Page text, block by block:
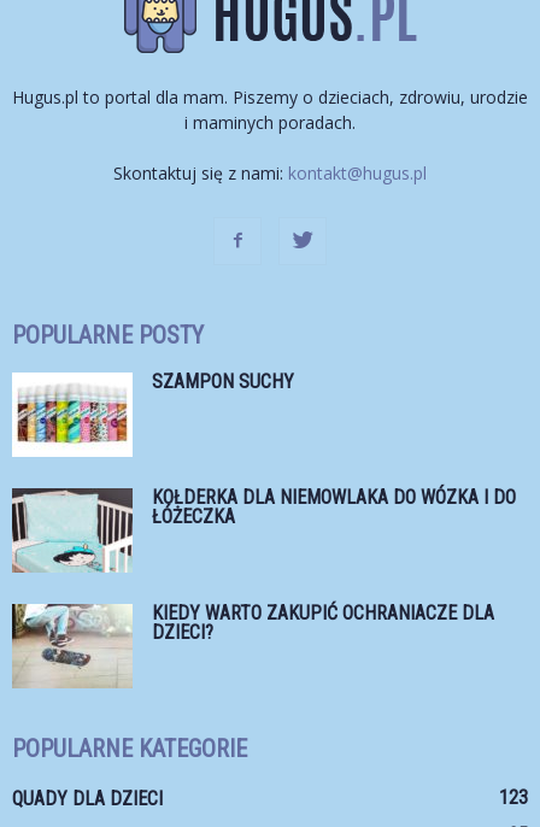
Hugus.pl to portal dla mam. Piszemy o dzieciach, zdrowiu, urodzie
i maminych poradach.
Skontaktuj się z nami: kontakt@hugus.pl
POPULARNE POSTY
SZAMPON SUCHY
KOŁDERKA DLA NIEMOWLAKA DO WÓZKA I DO
ŁÓŻECZKA
KIEDY WARTO ZAKUPIĆ OCHRANIACZE DLA
DZIECI?
POPULARNE KATEGORIE
QUADY DLA DZIECI
123